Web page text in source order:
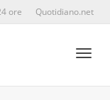
ore Quotidiano.net